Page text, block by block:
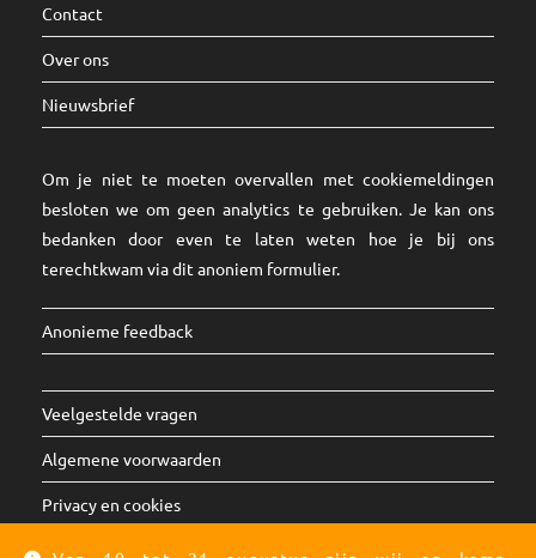
Contact
Over ons
Nieuwsbrief
Om je niet te moeten overvallen met cookiemeldingen
besloten we om geen analytics te gebruiken. Je kan ons
bedanken door even te laten weten hoe je bij ons
terechtkwam via dit anoniem formulier.
Anonieme feedback
Veelgestelde vragen
Algemene voorwaarden
Privacy en cookies